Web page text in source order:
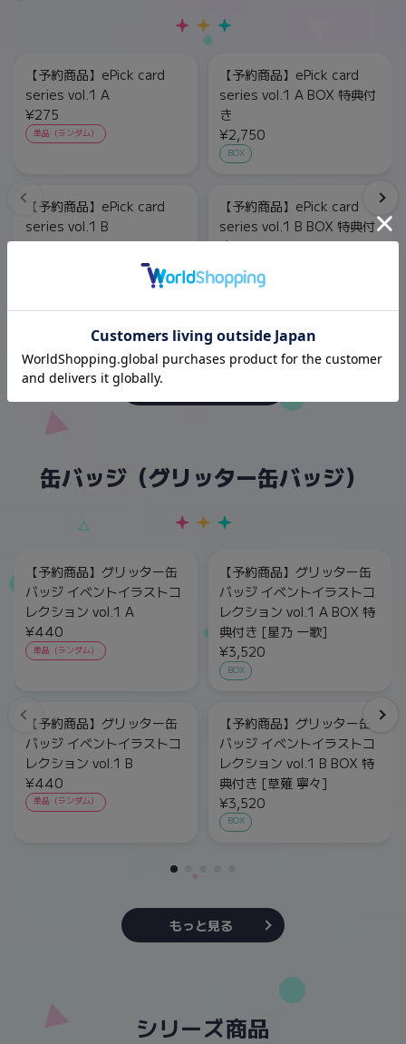
【予約商品】ePick card
series vol.1 A
¥275
単品（ランダム）
【予約商品】ePick card
series vol.1 A BOX 特典付
き
¥2,750
BOX
【予約商品】ePick card
series vol.1 B
¥275
【予約商品】ePick card
series vol.1 B BOX 特典付
き
¥2,750
BOX
缶バッジ（グリッター缶バッジ）
【予約商品】グリッター缶
バッジ イベントイラストコ
レクション vol.1 A
¥440
単品（ランダム）
【予約商品】グリッター缶
バッジ イベントイラストコ
レクション vol.1 A BOX 特
典付き [星乃 一歌]
¥3,520
BOX
【予約商品】グリッター缶
バッジ イベントイラストコ
レクション vol.1 B
¥440
単品（ランダム）
【予約商品】グリッター缶
バッジ イベントイラストコ
レクション vol.1 B BOX 特
典付き [草薙 寧々]
¥3,520
BOX
もっと見る
シリーズ商品